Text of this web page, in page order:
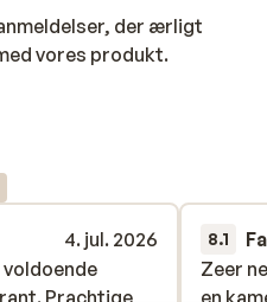
der ærligt
vores produkt.
4. jul. 2026
voldoende
Prachtige
voldoende
Prachtige
8.1
Zeer
en
Zeer
en